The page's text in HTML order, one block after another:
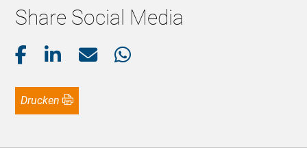
Share Social Media
Drucken